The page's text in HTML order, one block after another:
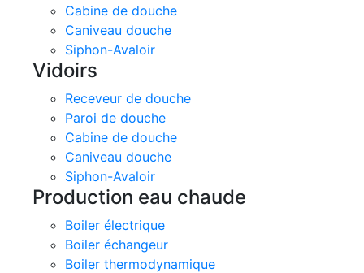
Cabine de douche
Caniveau douche
Siphon-Avaloir
Vidoirs
Receveur de douche
Paroi de douche
Cabine de douche
Caniveau douche
Siphon-Avaloir
Production eau chaude
Boiler électrique
Boiler échangeur
Boiler thermodynamique